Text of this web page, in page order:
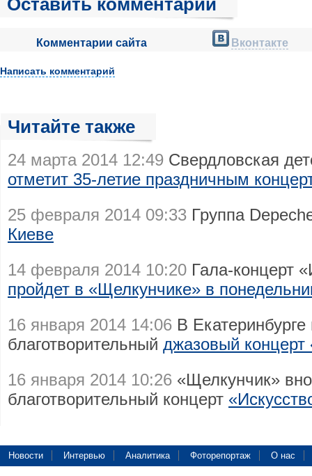
Оставить комментарий
Комментарии сайта Вконтакте
Написать комментарий
Читайте также
24 марта 2014 12:49 Свердловская
отметит 35-летие праздничным
25 февраля 2014 09:33 Группа
Киеве
14 февраля 2014 10:20 Гала-концерт
пройдет в «Щелкунчике» в
16 января 2014 14:06 В Екатеринбурге
благотворительный джазовый концерт
16 января 2014 10:26 «Щелкунчик»
благотворительный концерт
Новости Интервью Аналитика Фоторепортаж О нас